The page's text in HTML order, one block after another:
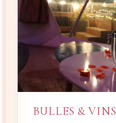
BULLES & VINS